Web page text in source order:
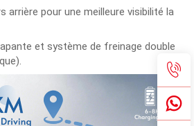
arrière pour une meilleure visibilité la
et système de freinage double